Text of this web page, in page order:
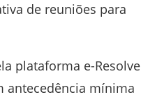
de reuniões para
plataforma e-Resolve
antecedência mínima